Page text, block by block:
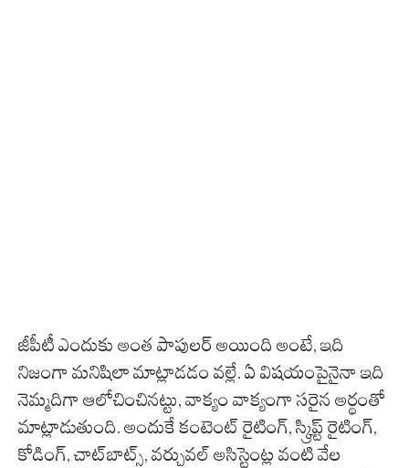
జీపీటీ ఎందుకు అంత పాపులర్ అయింది అంటే, ఇది
నిజంగా మనిషిలా మాట్లాడడం వల్లే. ఏ విషయంపైనైనా ఇది
నెమ్మదిగా ఆలోచించినట్టు, వాక్యం వాక్యంగా సరైన అర్థంతో
మాట్లాడుతుంది. అందుకే కంటెంట్ రైటింగ్, స్క్రిప్ట్ రైటింగ్,
కోడింగ్, చాట్‌బాట్స్, వర్చువల్ అసిస్టెంట్ల వంటి వేల